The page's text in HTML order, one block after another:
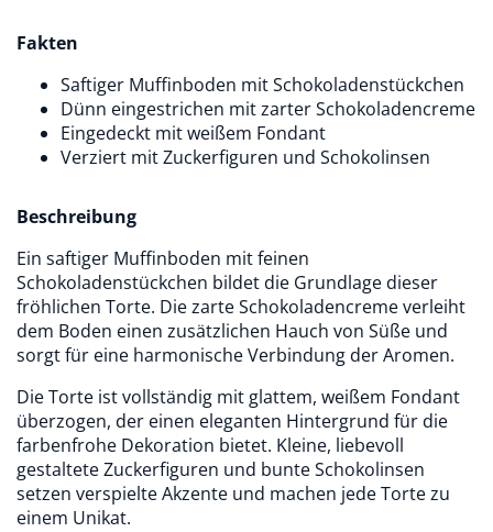
Fakten
Saftiger Muffinboden mit Schokoladenstückchen
Dünn eingestrichen mit zarter Schokoladencreme
Eingedeckt mit weißem Fondant
Verziert mit Zuckerfiguren und Schokolinsen
Beschreibung
Ein saftiger Muffinboden mit feinen
Schokoladenstückchen bildet die Grundlage dieser
fröhlichen Torte. Die zarte Schokoladencreme verleiht
dem Boden einen zusätzlichen Hauch von Süße und
sorgt für eine harmonische Verbindung der Aromen.
Die Torte ist vollständig mit glattem, weißem Fondant
überzogen, der einen eleganten Hintergrund für die
farbenfrohe Dekoration bietet. Kleine, liebevoll
gestaltete Zuckerfiguren und bunte Schokolinsen
setzen verspielte Akzente und machen jede Torte zu
einem Unikat.